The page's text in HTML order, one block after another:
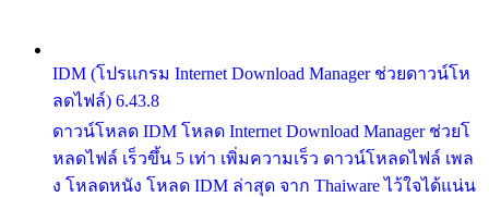
IDM (โปรแกรม Internet Download Manager ช่วยดาวน์โห
ลดไฟล์) 6.43.8
ดาวน์โหลด IDM โหลด Internet Download Manager ช่วยโ
หลดไฟล์ เร็วขึ้น 5 เท่า เพิ่มความเร็ว ดาวน์โหลดไฟล์ เพล
ง โหลดหนัง โหลด IDM ล่าสุด จาก Thaiware ไว้ใจได้แน่น